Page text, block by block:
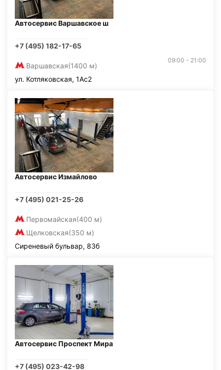
Автосервис Варшавское ш
+7 (495) 182-17-65
Варшавская(1400 м)
09:00 - 21:00
ул. Котляковская, 1Ас2
Автосервис Измайлово
+7 (495) 021-25-26
Первомайская(400 м)
Щелковская(350 м)
Сиреневый бульвар, 83б
Автосервис Проспект Мира
+7 (495) 023-42-98